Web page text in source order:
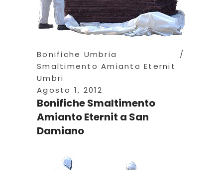
Bonifiche Umbria
Smaltimento Amianto Eternit
Umbri
Agosto 1, 2012
Bonifiche Smaltimento
Amianto Eternit a San
Damiano